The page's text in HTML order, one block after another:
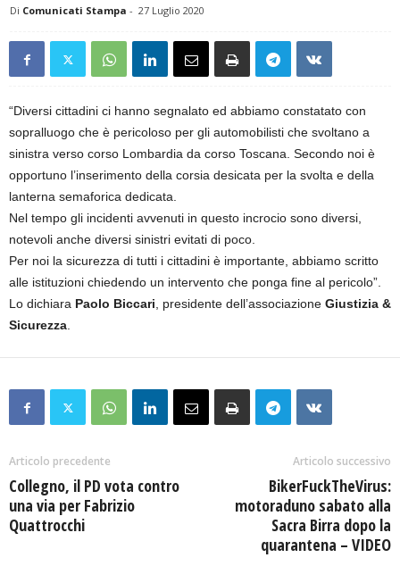
Di Comunicati Stampa - 27 Luglio 2020
“Diversi cittadini ci hanno segnalato ed abbiamo constatato con
sopralluogo che è pericoloso per gli automobilisti che svoltano a
sinistra verso corso Lombardia da corso Toscana. Secondo noi è
opportuno l’inserimento della corsia desicata per la svolta e della
lanterna semaforica dedicata.
Nel tempo gli incidenti avvenuti in questo incrocio sono diversi,
notevoli anche diversi sinistri evitati di poco.
Per noi la sicurezza di tutti i cittadini è importante, abbiamo scritto
alle istituzioni chiedendo un intervento che ponga fine al pericolo”.
Lo dichiara Paolo Biccari, presidente dell’associazione Giustizia &
Sicurezza.
Articolo precedente
Collegno, il PD vota contro
una via per Fabrizio
Quattrocchi
Articolo successivo
BikerFuckTheVirus:
motoraduno sabato alla
Sacra Birra dopo la
quarantena – VIDEO